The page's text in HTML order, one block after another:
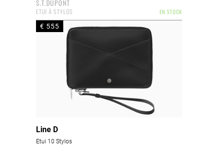
S.T.DUPONT
EN STOCK
ETUI À STYLOS
€ 555
Line D
Etui 10 Stylos